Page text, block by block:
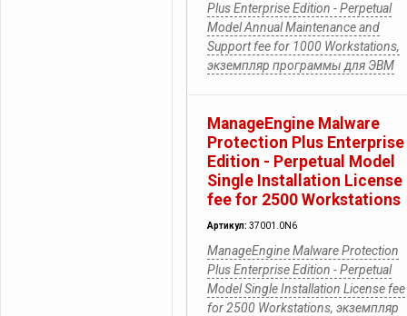
Plus Enterprise Edition - Perpetual
Model Annual Maintenance and
Support fee for 1000 Workstations,
экземпляр программы для ЭВМ
ManageEngine Malware
Protection Plus Enterprise
Edition - Perpetual Model
Single Installation License
fee for 2500 Workstations
Артикул: 37001.0N6
ManageEngine Malware Protection
Plus Enterprise Edition - Perpetual
Model Single Installation License fee
for 2500 Workstations, экземпляр